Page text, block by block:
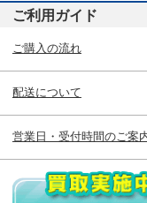
ご利用ガイド
ご購入の流れ
配送について
営業日・受付時間のご案